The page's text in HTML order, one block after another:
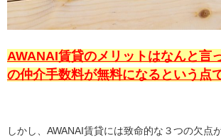
AWANAI賃貸のメリットはなんと言
の仲介手数料が無料になるという点で
しかし、AWANAI賃貸には致命的な３つの欠点